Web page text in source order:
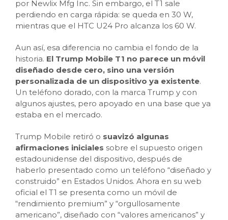
por Newlix Mfg Inc. Sin embargo, el T1 sale
perdiendo en carga rápida: se queda en 30 W,
mientras que el HTC U24 Pro alcanza los 60 W.
Aun así, esa diferencia no cambia el fondo de la
historia. El Trump Mobile T1 no parece un móvil
diseñado desde cero, sino una versión
personalizada de un dispositivo ya existente.
Un teléfono dorado, con la marca Trump y con
algunos ajustes, pero apoyado en una base que ya
estaba en el mercado.
Trump Mobile retiró o suavizó algunas
afirmaciones iniciales sobre el supuesto origen
estadounidense del dispositivo, después de
haberlo presentado como un teléfono “diseñado y
construido” en Estados Unidos. Ahora en su web
oficial el T1 se presenta como un móvil de
“rendimiento premium” y “orgullosamente
americano”, diseñado con “valores americanos” y